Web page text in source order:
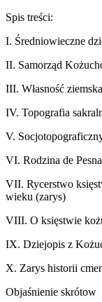
Spis treści:
I. Średniowieczne
II. Samorząd
III. Własność
IV. Topografia
V.
VI. Rodzina de
VII. Rycerstwo
wieku (zarys)
VIII. O księstwie
IX. Dziejopis z
X. Zarys historii
Objaśnienie skrótow